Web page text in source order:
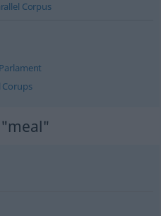
Corpus
Corups